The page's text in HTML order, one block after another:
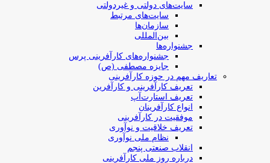
سایت‌های دولتی و غیردولتی
سایت‌های مرتبط
سازمان‌ها
بین‌المللی
جشنواره‌ها
جشنواره‌های کارآفرینی‌ پرس
جایزه مصطفی (ص)
تعاریف مهم در حوزه کارآفرینی
تعریف کارآفرینی و کارآفرین
تعریف استارت‌آپ
انواع کارآفرینان
موفقیت در کارآفرینی
تعریف خلاقیت و نوآوری
نظام ملی نوآوری
انقلاب صنعتی پنجم
درباره روز ملی کارآفرینی